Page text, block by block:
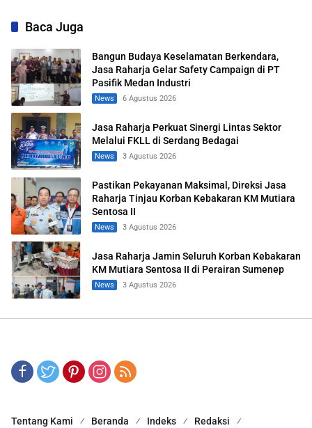
Baca Juga
Bangun Budaya Keselamatan Berkendara,
Jasa Raharja Gelar Safety Campaign di PT
Pasifik Medan Industri
News 6 Agustus 2026
Jasa Raharja Perkuat Sinergi Lintas Sektor
Melalui FKLL di Serdang Bedagai
News 3 Agustus 2026
Pastikan Pekayanan Maksimal, Direksi Jasa
Raharja Tinjau Korban Kebakaran KM Mutiara
Sentosa II
News 3 Agustus 2026
Jasa Raharja Jamin Seluruh Korban Kebakaran
KM Mutiara Sentosa II di Perairan Sumenep
News 3 Agustus 2026
Tentang Kami Beranda Indeks Redaksi